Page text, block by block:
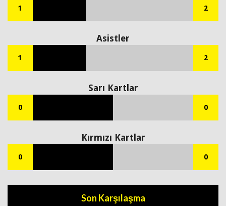
1 2
Asistler
1 2
Sarı Kartlar
0 0
Kırmızı Kartlar
0 0
Son Karşılaşma